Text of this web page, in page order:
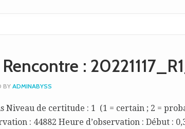
:
BY ADMINABYSS
Niveau de certitude : 1 (1 = certain ; 2 =
: 44882 Heure d’observation : Début :